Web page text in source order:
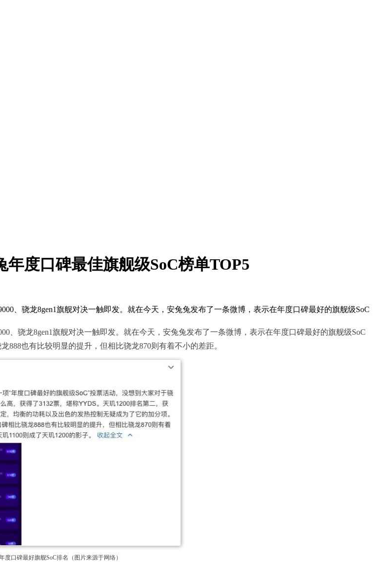
年度口碑最佳旗舰级SoC榜单TOP5
、骁龙8gen1旗舰对决一触即发。就在今天，安兔兔发布了一条微博，表示在年度口碑最好的旗舰级SoC
、骁龙8gen1旗舰对决一触即发。就在今天，安兔兔发布了一条微博，表示在年度口碑最好的旗舰级SoC
888也有比较明显的提升，但相比骁龙870则有着不小的差距。
度口碑最好旗舰SoC排名（图片来源于网络）